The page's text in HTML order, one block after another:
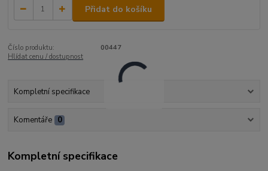
Přidat do košíku
Číslo produktu:
00447
Hlídat cenu / dostupnost
Kompletní specifikace
Komentáře 0
Kompletní specifikace